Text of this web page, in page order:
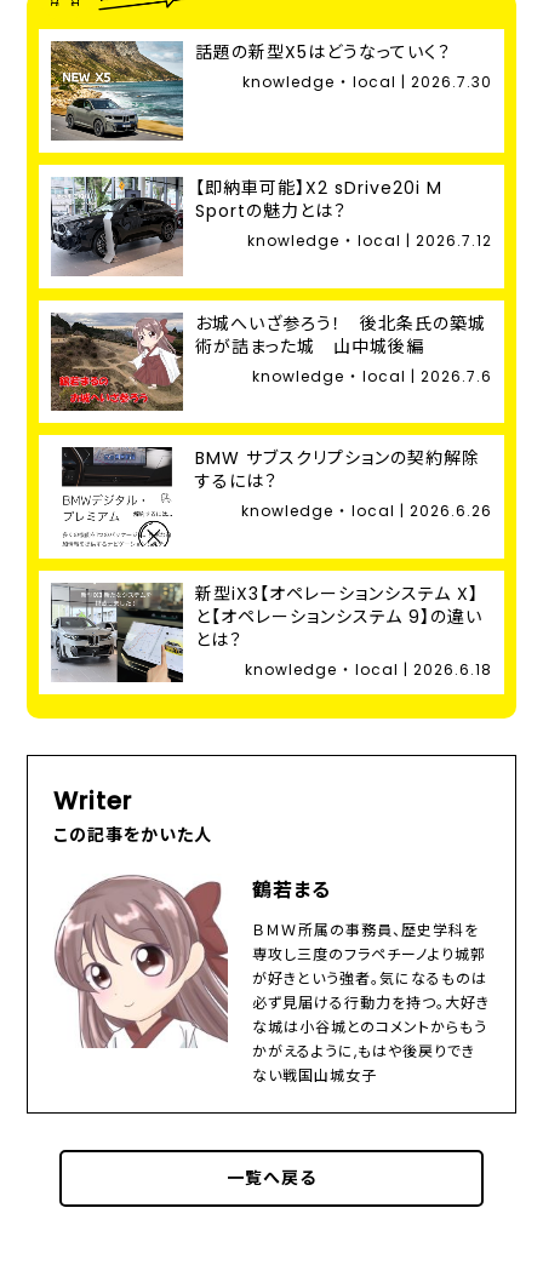
話題の新型X5はどうなっていく？
knowledge ・ local | 2026.7.30
【即納車可能】X2 sDrive20i M
Sportの魅力とは？
knowledge ・ local | 2026.7.12
お城へいざ参ろう！ 後北条氏の築城
術が詰まった城 山中城後編
knowledge ・ local | 2026.7.6
BMW サブスクリプションの契約解除
するには？
knowledge ・ local | 2026.6.26
新型iX3【オペレーションシステム X】
と【オペレーションシステム 9】の違い
とは？
knowledge ・ local | 2026.6.18
Writer
この記事をかいた人
鶴若まる
ＢＭＷ所属の事務員、歴史学科を
専攻し三度のフラペチーノより城郭
が好きという強者。気になるものは
必ず見届ける行動力を持つ。大好き
な城は小谷城とのコメントからもう
かがえるように,もはや後戻りでき
ない戦国山城女子
一覧へ戻る